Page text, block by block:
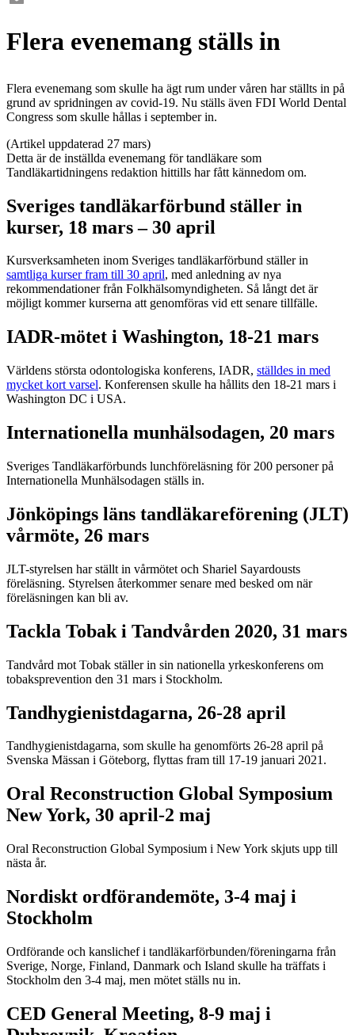
Flera evenemang ställs in
Flera evenemang som skulle ha ägt rum under våren har ställts in på
grund av spridningen av covid-19. Nu ställs även FDI World Dental
Congress som skulle hållas i september in.
(Artikel uppdaterad 27 mars)
Detta är de inställda evenemang för tandläkare som
Tandläkartidningens redaktion hittills har fått kännedom om.
Sveriges tandläkarförbund ställer in
kurser, 18 mars – 30 april
Kursverksamheten inom Sveriges tandläkarförbund ställer in
samtliga kurser fram till 30 april, med anledning av nya
rekommendationer från Folkhälsomyndigheten. Så långt det är
möjligt kommer kurserna att genomföras vid ett senare tillfälle.
IADR-mötet i Washington, 18-21 mars
Världens största odontologiska konferens, IADR, ställdes in med
mycket kort varsel. Konferensen skulle ha hållits den 18-21 mars i
Washington DC i USA.
Internationella munhälsodagen, 20 mars
Sveriges Tandläkarförbunds lunchföreläsning för 200 personer på
Internationella Munhälsodagen ställs in.
Jönköpings läns tandläkareförening (JLT)
vårmöte, 26 mars
JLT-styrelsen har ställt in vårmötet och Shariel Sayardousts
föreläsning. Styrelsen återkommer senare med besked om när
föreläsningen kan bli av.
Tackla Tobak i Tandvården 2020, 31 mars
Tandvård mot Tobak ställer in sin nationella yrkeskonferens om
tobaksprevention den 31 mars i Stockholm.
Tandhygienistdagarna, 26-28 april
Tandhygienistdagarna, som skulle ha genomförts 26-28 april på
Svenska Mässan i Göteborg, flyttas fram till 17-19 januari 2021.
Oral Reconstruction Global Symposium
New York, 30 april-2 maj
Oral Reconstruction Global Symposium i New York skjuts upp till
nästa år.
Nordiskt ordförandemöte, 3-4 maj i
Stockholm
Ordförande och kanslichef i tandläkarförbunden/föreningarna från
Sverige, Norge, Finland, Danmark och Island skulle ha träffats i
Stockholm den 3-4 maj, men mötet ställs nu in.
CED General Meeting, 8-9 maj i